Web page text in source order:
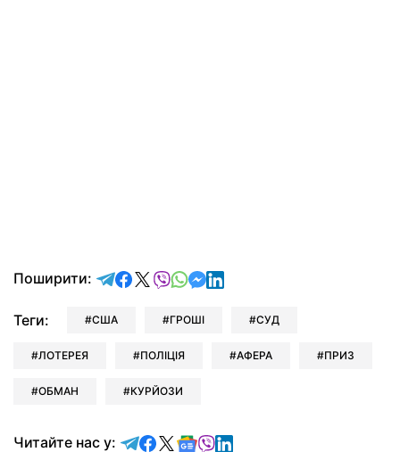
Поширити: відправити у Telegram
поділитись у Facebook
поділитись у X
відправити у Viber
відправити у Whatsapp
відправити у Messenger
відправити у LinkedIn
Теги: США ГРОШІ СУД
ЛОТЕРЕЯ ПОЛІЦІЯ АФЕРА ПРИЗ
ОБМАН КУРЙОЗИ
Читайте нас у: Читайте у Telegram
Читайте у Facebook
Читайте у X
Читайте у Google news
Читайте у Viber
Читайте у LinkedIn